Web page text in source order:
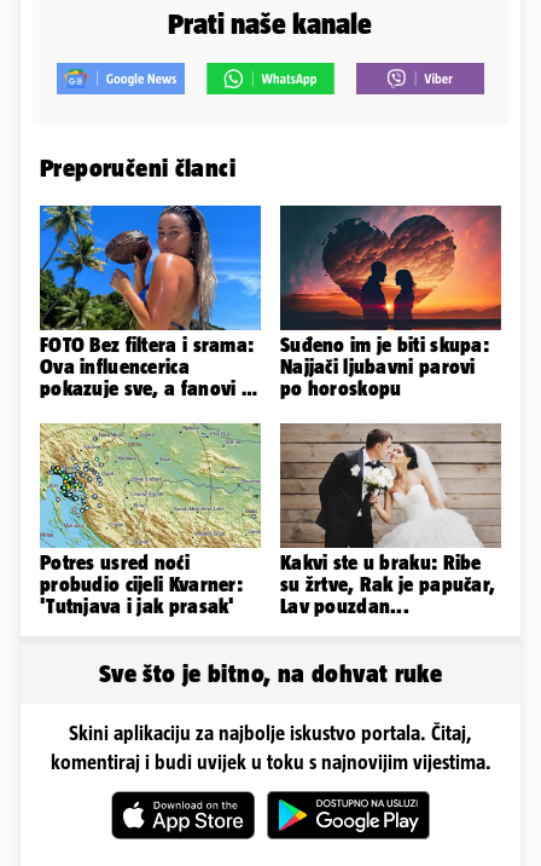
Prati naše kanale
Preporučeni članci
FOTO Bez filtera i srama:
Ova influencerica
pokazuje sve, a fanovi je
Suđeno im je biti skupa:
Najjači ljubavni parovi
po horoskopu
Potres usred noći
probudio cijeli Kvarner:
'Tutnjava i jak prasak'
Kakvi ste u braku: Ribe
su žrtve, Rak je papučar,
Lav pouzdan...
Sve što je bitno, na dohvat ruke
Skini aplikaciju za najbolje iskustvo portala. Čitaj,
komentiraj i budi uvijek u toku s najnovijim vijestima.